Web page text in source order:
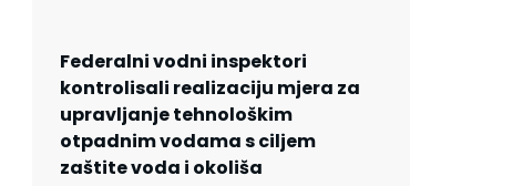
Federalni vodni inspektori
kontrolisali realizaciju mjera za
upravljanje tehnološkim
otpadnim vodama s ciljem
zaštite voda i okoliša